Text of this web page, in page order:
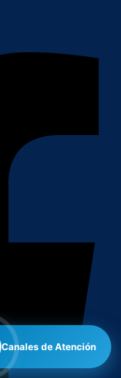
Canales de Atención